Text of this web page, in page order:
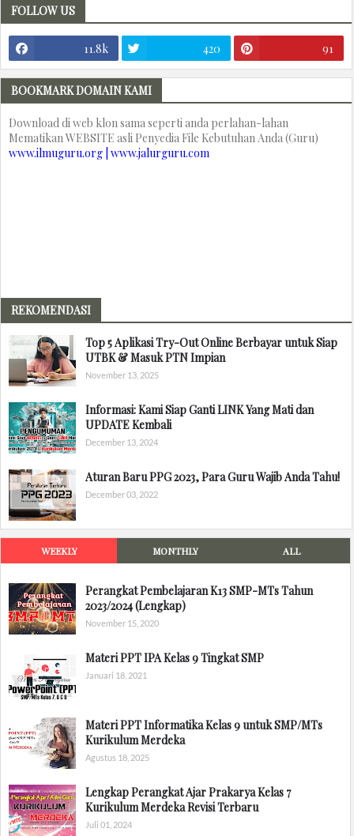
FOLLOW US
11.8k 420 91
BOOKMARK DOMAIN KAMI
Download di web klon sama seperti anda perlahan-lahan
Mematikan WEBSITE asli Penyedia File Kebutuhan Anda (Guru)
www.ilmuguru.org | www.jalurguru.com
REKOMENDASI
Top 5 Aplikasi Try-Out Online Berbayar untuk Siap
UTBK & Masuk PTN Impian
November 13, 2025
Informasi: Kami Siap Ganti LINK Yang Mati dan
UPDATE Kembali
December 13, 2024
Aturan Baru PPG 2023, Para Guru Wajib Anda Tahu!
December 03, 2022
WEEKLY MONTHLY ALL
Perangkat Pembelajaran K13 SMP-MTs Tahun
2023/2024 (Lengkap)
November 15, 2020
Materi PPT IPA Kelas 9 Tingkat SMP
Januari 18, 2021
Materi PPT Informatika Kelas 9 untuk SMP/MTs
Kurikulum Merdeka
Agustus 18, 2025
Lengkap Perangkat Ajar Prakarya Kelas 7
Kurikulum Merdeka Revisi Terbaru
Juli 01, 2024